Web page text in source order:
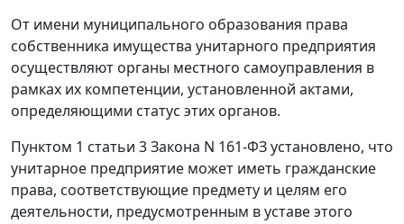
От имени муниципального образования права
собственника имущества унитарного предприятия
осуществляют органы местного самоуправления в
рамках их компетенции, установленной актами,
определяющими статус этих органов.
Пунктом 1 статьи 3Закона N 161-ФЗ установлено, что
унитарное предприятие может иметь гражданские
права, соответствующие предмету и целям его
деятельности, предусмотренным в уставе этого